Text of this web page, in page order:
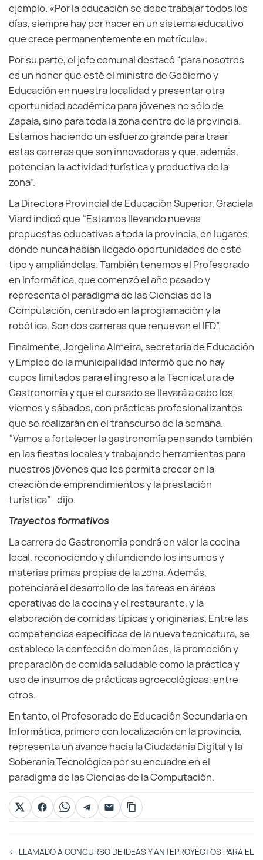
ejemplo. «Por la educación se debe trabajar todos los
días, siempre hay por hacer en un sistema educativo
que crece permanentemente en matrícula».
Por su parte, el jefe comunal destacó “para nosotros
es un honor que esté el ministro de Gobierno y
Educación en nuestra localidad y presentar otra
oportunidad académica para jóvenes no sólo de
Zapala, sino para toda la zona centro de la provincia.
Estamos haciendo un esfuerzo grande para traer
estas carreras que son innovadoras y que, además,
potencian la actividad turística y productiva de la
zona”.
La Directora Provincial de Educación Superior, Graciela
Viard indicó que “Estamos llevando nuevas
propuestas educativas a toda la provincia, en lugares
donde nunca habían llegado oportunidades de este
tipo y ampliándolas. También tenemos el Profesorado
en Informática, que comenzó el año pasado y
representa el paradigma de las Ciencias de la
Computación, centrado en la programación y la
robótica. Son dos carreras que renuevan el IFD”.
Finalmente, Jorgelina Almeira, secretaria de Educación
y Empleo de la municipalidad informó que no hay
cupos limitados para el ingreso a la Tecnicatura de
Gastronomía y que el cursado se llevará a cabo los
viernes y sábados, con prácticas profesionalizantes
que se realizarán en el transcurso de la semana.
“Vamos a fortalecer la gastronomía pensando también
en las fiestas locales y trabajando herramientas para
nuestros jóvenes que les permita crecer en la
creación de emprendimientos y la prestación
turística”- dijo.
Trayectos formativos
La carrera de Gastronomía pondrá en valor la cocina
local, reconociendo y difundiendo los insumos y
materias primas propias de la zona. Además,
potenciará el desarrollo de las tareas en áreas
operativas de la cocina y el restaurante, y la
elaboración de comidas típicas y originarias. Entre las
competencias específicas de la nueva tecnicatura, se
establece la confección de menúes, la promoción y
preparación de comida saludable como la práctica y
uso de insumos de prácticas agroecológicas, entre
otros.
En tanto, el Profesorado de Educación Secundaria en
Informática, primero con localización en la provincia,
representa un avance hacia la Ciudadanía Digital y la
Soberanía Tecnológica por su encuadre en el
paradigma de las Ciencias de la Computación.
Otras
← LLAMADO A CONCURSO DE IDEAS Y ANTEPROYECTOS PARA EL